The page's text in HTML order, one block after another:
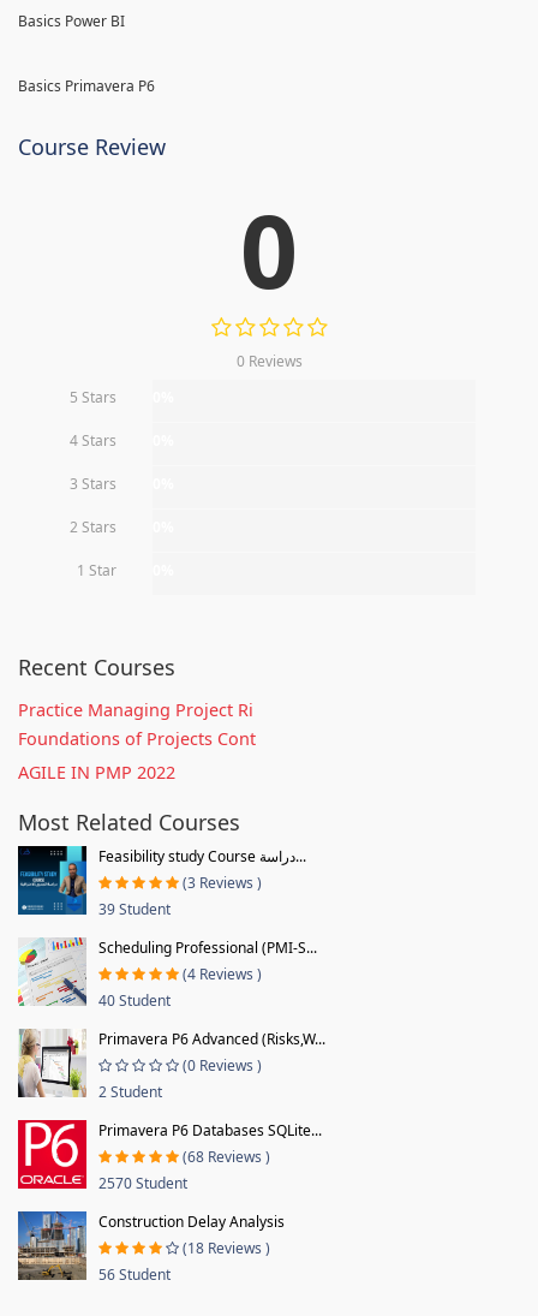
Basics Power BI
Basics Primavera P6
Course Review
0
0 Reviews
5 Stars
4 Stars
3 Stars
2 Stars
1 Star
Recent Courses
Practice Managing Project Ri
Foundations of Projects Cont
AGILE IN PMP 2022
Most Related Courses
Feasibility study Course دراسة...
(3 Reviews )
39 Student
Scheduling Professional (PMI-S...
(4 Reviews )
40 Student
Primavera P6 Advanced (Risks,W...
(0 Reviews )
2 Student
Primavera P6 Databases SQLite...
(68 Reviews )
2570 Student
Construction Delay Analysis
(18 Reviews )
56 Student